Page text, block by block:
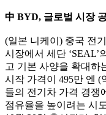
中 BYD, 글로벌 시장
(일본 니케이) 중국 전
시장에서 세단 ‘SEAL’
고 기본 사양을 확대하
시작 가격이 495만 엔 (
들의 전기차 가격 경쟁
점유율을 높이려는 시